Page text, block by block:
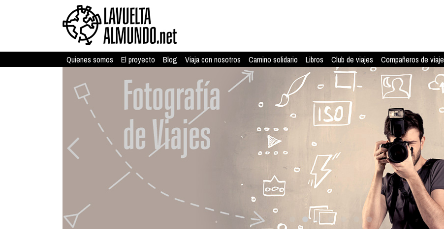
Quienes somos El proyecto Blog Viaja con nosotros Camino solidario Libros Club de viajes Compañeros de viaje